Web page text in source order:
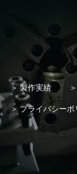
製作実績
プライバシーポ